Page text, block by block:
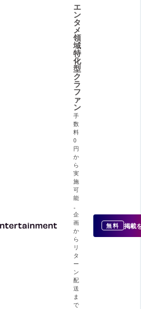
エ
ン
タ
メ
領
域
特
化
型
ク
ラ
フ
ァ
ン
手
数
料
0
円
か
ら
実
施
可
能
企
画
か
ら
リ
タ
ー
ン
配
送
ま
で
無料 掲載